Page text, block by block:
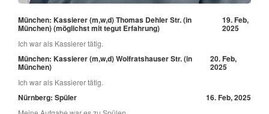
München: Kassierer (m,w,d) Thomas Dehler Str. (in
München) (möglichst mit tegut Erfahrung)
19. Feb,
2025
Ich war als Kassierer tätig.
München: Kassierer (m,w,d) Wolfratshauser Str. (in
München)
20. Feb,
2025
Ich war als Kassierer tätig.
Nürnberg: Spüler 16. Feb, 2025